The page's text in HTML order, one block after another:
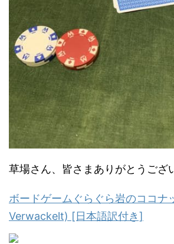
草場さん、皆さまありがとうござ
ボードゲームぐらぐら岩のココナ
Verwackelt) [日本語訳付き]